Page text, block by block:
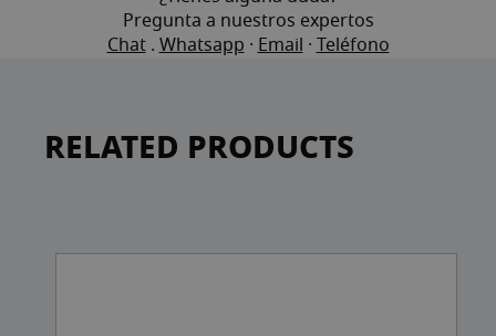
Pregunta a nuestros expertos
Chat.Whatsapp ·Email ·Teléfono
RELATED PRODUCTS